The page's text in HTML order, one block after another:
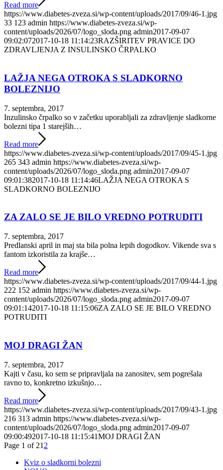
Read more
https://www.diabetes-zveza.si/wp-content/uploads/2017/09/46-1.jpg
33 123 admin https://www.diabetes-zveza.si/wp-
content/uploads/2026/07/logo_sloda.png admin2017-09-07
09:02:072017-10-18 11:14:23RAZŠIRITEV PRAVICE DO
ZDRAVLJENJA Z INSULINSKO ČRPALKO
LAŽJA NEGA OTROKA S SLADKORNO
BOLEZNIJO
7. septembra, 2017
Inzulinsko črpalko so v začetku uporabljali za zdravljenje sladkorne
bolezni tipa 1 starejših…
Read more
https://www.diabetes-zveza.si/wp-content/uploads/2017/09/45-1.jpg
265 343 admin https://www.diabetes-zveza.si/wp-
content/uploads/2026/07/logo_sloda.png admin2017-09-07
09:01:382017-10-18 11:14:46LAŽJA NEGA OTROKA S
SLADKORNO BOLEZNIJO
ZA ZALO SE JE BILO VREDNO POTRUDITI
7. septembra, 2017
Predlanski april in maj sta bila polna lepih dogodkov. Vikende sva s
fantom izkoristila za krajše…
Read more
https://www.diabetes-zveza.si/wp-content/uploads/2017/09/44-1.jpg
222 152 admin https://www.diabetes-zveza.si/wp-
content/uploads/2026/07/logo_sloda.png admin2017-09-07
09:01:142017-10-18 11:15:06ZA ZALO SE JE BILO VREDNO
POTRUDITI
MOJ DRAGI ŽAN
7. septembra, 2017
Kajti v času, ko sem se pripravljala na zanositev, sem pogrešala
ravno to, konkretno izkušnjo…
Read more
https://www.diabetes-zveza.si/wp-content/uploads/2017/09/43-1.jpg
216 313 admin https://www.diabetes-zveza.si/wp-
content/uploads/2026/07/logo_sloda.png admin2017-09-07
09:00:492017-10-18 11:15:41MOJ DRAGI ŽAN
Page 1 of 21 2
Kviz o sladkorni bolezni